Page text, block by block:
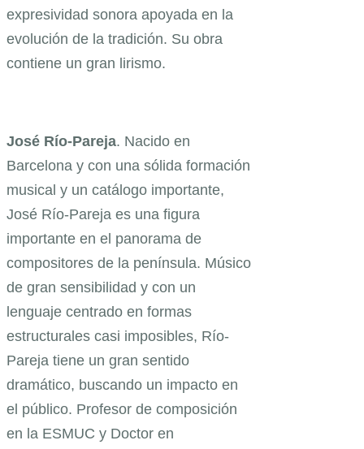
expresividad sonora apoyada en la
evolución de la tradición. Su obra
contiene un gran lirismo.
José Río-Pareja. Nacido en
Barcelona y con una sólida formación
musical y un catálogo importante,
José Río-Pareja es una figura
importante en el panorama de
compositores de la península. Músico
de gran sensibilidad y con un
lenguaje centrado en formas
estructurales casi imposibles, Río-
Pareja tiene un gran sentido
dramático, buscando un impacto en
el público. Profesor de composición
en la ESMUC y Doctor en